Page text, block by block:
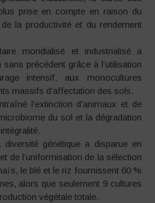
prise en compte en raison du
de la productivité et du rendement
mondialisé et industrialisé a
précédent grâce à l’utilisation
intensif, aux monocultures
massifs d’affectation des sols.
l’extinction d’animaux et de
du sol et la dégradation
génétique a disparue en
de l’uniformisation de la sélection
le blé et le riz fournissent 60 %
alors que seulement 9 cultures
végétale totale.